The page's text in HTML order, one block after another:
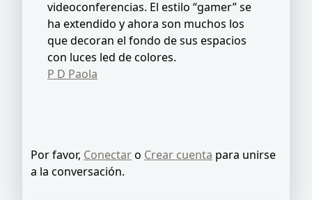
videoconferencias. El estilo “gamer” se
ha extendido y ahora son muchos los
que decoran el fondo de sus espacios
con luces led de colores.
P D Paola
Por favor, Conectaro Crear cuenta para unirse
a la conversación.